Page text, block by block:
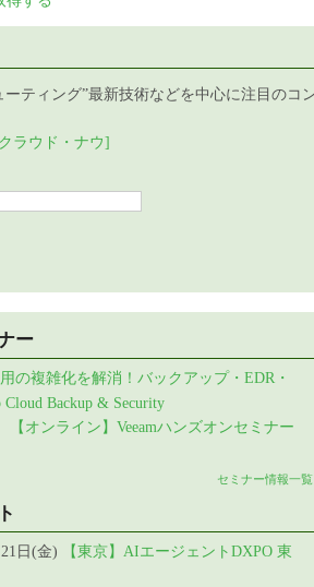
ティング”最新技術などを中心に注目のコ
ラウド・ナウ]
ー
の複雑化を解消！バックアップ・EDR・
Backup & Security
【オンライン】Veeamハンズオンセミナー
セミナー情報一覧
日(金)
【東京】AIエージェントDXPO 東